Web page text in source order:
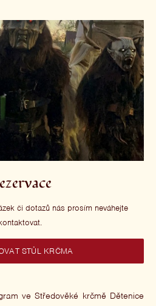
či dotazů nás prosím neváhejte
STŮL KRČMA
ve Středověké krčmě Dětenice